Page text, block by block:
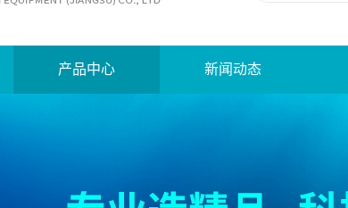
产品中心 新闻动态